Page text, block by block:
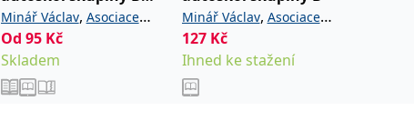
2025
Minář Václav, Asociace
autoškol ČR
Od 95 Kč
Skladem
Minář Václav, Asociace
autoškol ČR
127 Kč
Ihned ke stažení